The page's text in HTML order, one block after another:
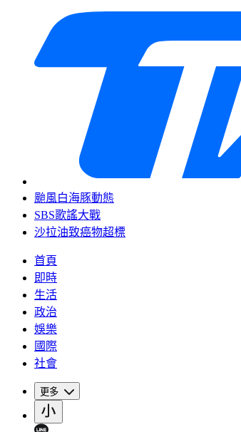
颱風白海豚動態
SBS歌謠大戰
沙拉油致癌物超標
首頁
即時
生活
政治
娛樂
國際
社會
更多